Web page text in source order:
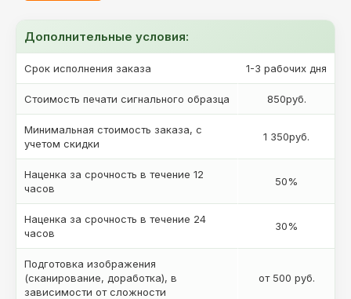
Дополнительные условия:
Срок исполнения заказа 1-3 рабочих дня
Стоимость печати сигнального образца 850руб.
Минимальная стоимость заказа, с
учетом скидки
1 350руб.
Наценка за срочность в течение 12
часов
50%
Наценка за срочность в течение 24
часов
30%
Подготовка изображения
(сканирование, доработка), в
зависимости от сложности
от 500 руб.